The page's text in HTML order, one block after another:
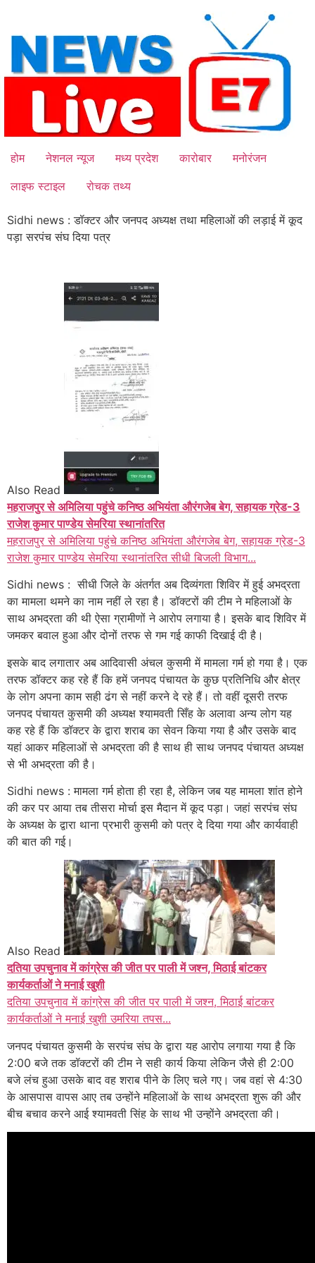
content
होम नेशनल न्यूज मध्य प्रदेश कारोबार
मनोरंजन
लाइफ स्टाइल
रोचक तथ्य
Sidhi news : डॉक्टर और जनपद अध्यक्ष तथा महिलाओं की लड़ाई में कूद
पड़ा सरपंच संघ दिया पत्र
Also Read
महराजपुर से अमिलिया पहुंचे कनिष्ठ अभियंता औरंगजेब बेग, सहायक ग्रेड-3
राजेश कुमार पाण्डेय सेमरिया स्थानांतरित
महराजपुर से अमिलिया पहुंचे कनिष्ठ अभियंता औरंगजेब बेग, सहायक ग्रेड-3
राजेश कुमार पाण्डेय सेमरिया स्थानांतरित सीधी बिजली विभाग...
Sidhi news : सीधी जिले के अंतर्गत अब दिव्यंगता शिविर में हुई अभद्रता
का मामला थमने का नाम नहीं ले रहा है। डॉक्टरों की टीम ने महिलाओं के
साथ अभद्रता की थी ऐसा ग्रामीणों ने आरोप लगाया है। इसके बाद शिविर में
जमकर बवाल हुआ और दोनों तरफ से गम गई काफी दिखाई दी है।
इसके बाद लगातार अब आदिवासी अंचल कुसमी में मामला गर्म हो गया है। एक
तरफ डॉक्टर कह रहे हैं कि हमें जनपद पंचायत के कुछ प्रतिनिधि और क्षेत्र
के लोग अपना काम सही ढंग से नहीं करने दे रहे हैं। तो वहीं दूसरी तरफ
जनपद पंचायत कुसमी की अध्यक्ष श्यामवती सिँह के अलावा अन्य लोग यह
कह रहे हैं कि डॉक्टर के द्वारा शराब का सेवन किया गया है और उसके बाद
यहां आकर महिलाओं से अभद्रता की है साथ ही साथ जनपद पंचायत अध्यक्ष
से भी अभद्रता की है।
Sidhi news : मामला गर्म होता ही रहा है, लेकिन जब यह मामला शांत होने
की कर पर आया तब तीसरा मोर्चा इस मैदान में कूद पड़ा। जहां सरपंच संघ
के अध्यक्ष के द्वारा थाना प्रभारी कुसमी को पत्र दे दिया गया और कार्यवाही
की बात की गई।
Also Read
दतिया उपचुनाव में कांग्रेस की जीत पर पाली में जश्न, मिठाई बांटकर
कार्यकर्ताओं ने मनाई खुशी
दतिया उपचुनाव में कांग्रेस की जीत पर पाली में जश्न, मिठाई बांटकर
कार्यकर्ताओं ने मनाई खुशी उमरिया तपस...
जनपद पंचायत कुसमी के सरपंच संघ के द्वारा यह आरोप लगाया गया है कि
2:00 बजे तक डॉक्टरों की टीम ने सही कार्य किया लेकिन जैसे ही 2:00
बजे लंच हुआ उसके बाद वह शराब पीने के लिए चले गए। जब वहां से 4:30
के आसपास वापस आए तब उन्होंने महिलाओं के साथ अभद्रता शुरू की और
बीच बचाव करने आई श्यामवती सिंह के साथ भी उन्होंने अभद्रता की।